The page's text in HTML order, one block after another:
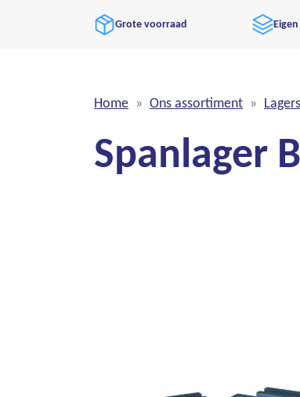
Grote voorraad
Home Ons assortiment Lagers
Spanlager